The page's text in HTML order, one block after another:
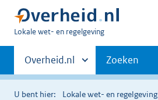
U
hier:
Lokale wet- en regelgeving
Primaire
navigatie
Andere
sites
binnen
Overheid.nl Zoeken
U bent hier: Lokale wet- en regelgeving